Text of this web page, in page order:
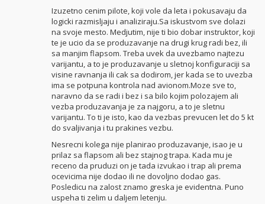
Izuzetno cenim pilote, koji vole da leta i pokusavaju da
logicki razmisljaju i analiziraju.Sa iskustvom sve dolazi
na svoje mesto. Medjutim, nije ti bio dobar instruktor, koji
te je ucio da se produzavanje na drugi krug radi bez, ili
sa manjim flapsom. Treba uvek da uvezbamo najtezu
varijantu, a to je produzavanje u sletnoj konfiguraciji sa
visine ravnanja ili cak sa dodirom, jer kada se to uvezba
ima se potpuna kontrola nad avionom.Moze sve to,
naravno da se radi i bez i sa bilo kojim polozajem ali
vezba produzavanja je za najgoru, a to je sletnu
varijantu. To ti je isto, kao da vezbas prevucen let do 5 kt
do svaljivanja i tu prakines vezbu.
Nesrecni kolega nije planirao produzavanje, isao je u
prilaz sa flapsom ali bez stajnog trapa. Kada mu je
receno da pruduzi on je tada izvukao i trap ali prema
ocevicima nije dodao ili ne dovoljno dodao gas.
Posledicu na zalost znamo greska je evidentna. Puno
uspeha ti zelim u daljem letenju.